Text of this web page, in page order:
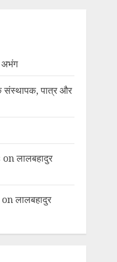
संस्थापक, पात्र और
onलालबहादुर
onलालबहादुर